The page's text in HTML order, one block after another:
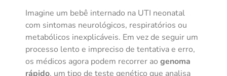
Imagine um bebê internado na UTI neonatal
com sintomas neurológicos, respiratórios ou
metabólicos inexplicáveis. Em vez de seguir um
processo lento e impreciso de tentativa e erro,
os médicos agora podem recorrer ao genoma
rápido, um tipo de teste genético que analisa